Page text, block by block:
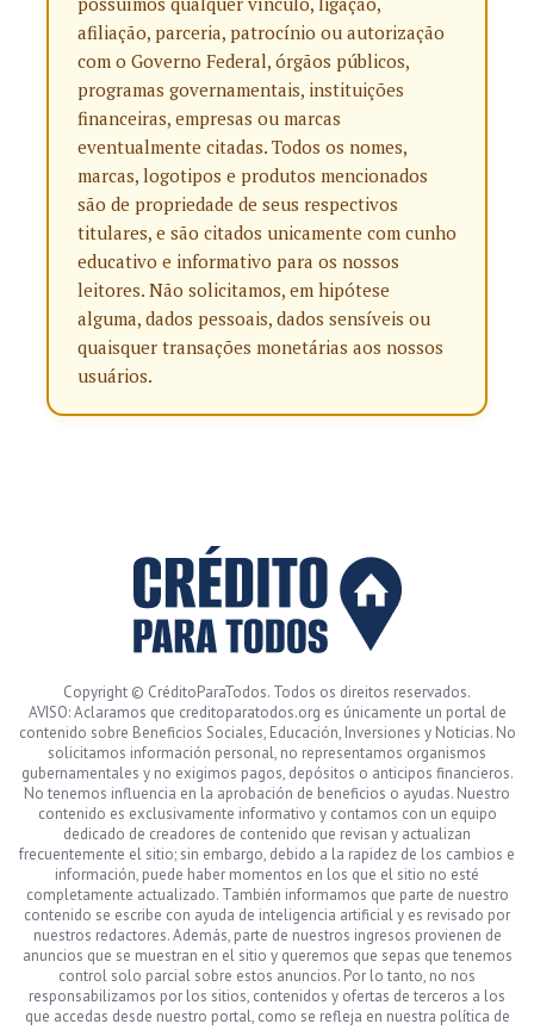
afiliação, parceria, patrocínio ou autorização
com o Governo Federal, órgãos públicos,
programas governamentais, instituições
financeiras, empresas ou marcas
eventualmente citadas. Todos os nomes,
marcas, logotipos e produtos mencionados
são de propriedade de seus respectivos
titulares, e são citados unicamente com cunho
educativo e informativo para os nossos
leitores. Não solicitamos, em hipótese
alguma, dados pessoais, dados sensíveis ou
quaisquer transações monetárias aos nossos
usuários.
Copyright © CréditoParaTodos. Todos os direitos reservados.
AVISO: Aclaramos que creditoparatodos.org es únicamente un portal de
contenido sobre Beneficios Sociales, Educación, Inversiones y Noticias. No
solicitamos información personal, no representamos organismos
gubernamentales y no exigimos pagos, depósitos o anticipos financieros.
No tenemos influencia en la aprobación de beneficios o ayudas. Nuestro
contenido es exclusivamente informativo y contamos con un equipo
dedicado de creadores de contenido que revisan y actualizan
frecuentemente el sitio; sin embargo, debido a la rapidez de los cambios e
información, puede haber momentos en los que el sitio no esté
completamente actualizado. También informamos que parte de nuestro
contenido se escribe con ayuda de inteligencia artificial y es revisado por
nuestros redactores. Además, parte de nuestros ingresos provienen de
anuncios que se muestran en el sitio y queremos que sepas que tenemos
control solo parcial sobre estos anuncios. Por lo tanto, no nos
responsabilizamos por los sitios, contenidos y ofertas de terceros a los
que accedas desde nuestro portal, como se refleja en nuestra política de